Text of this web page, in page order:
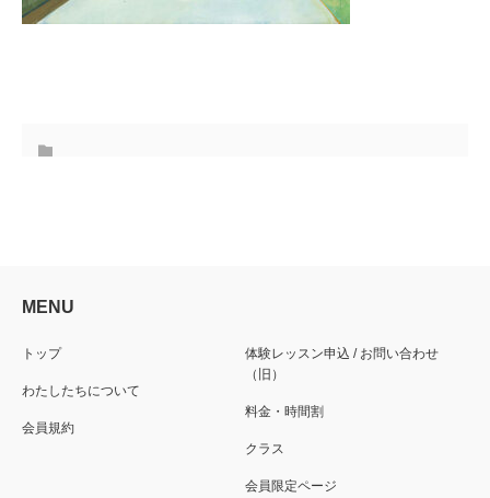
MENU
トップ
わたしたちについて
会員規約
体験レッスン申込 / お問い合わせ
（旧）
料金・時間割
クラス
会員限定ページ